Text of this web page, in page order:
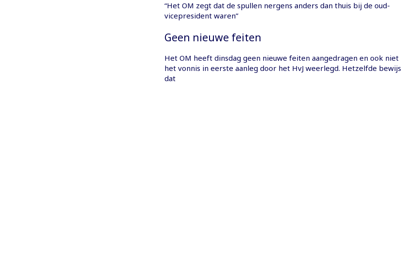
“Het OM zegt dat de spullen nergens anders dan thuis bij de oud-
vicepresident waren”
Geen nieuwe feiten
Het OM heeft dinsdag geen nieuwe feiten aangedragen en ook niet
het vonnis in eerste aanleg door het HvJ weerlegd. Hetzelfde bewijs
dat